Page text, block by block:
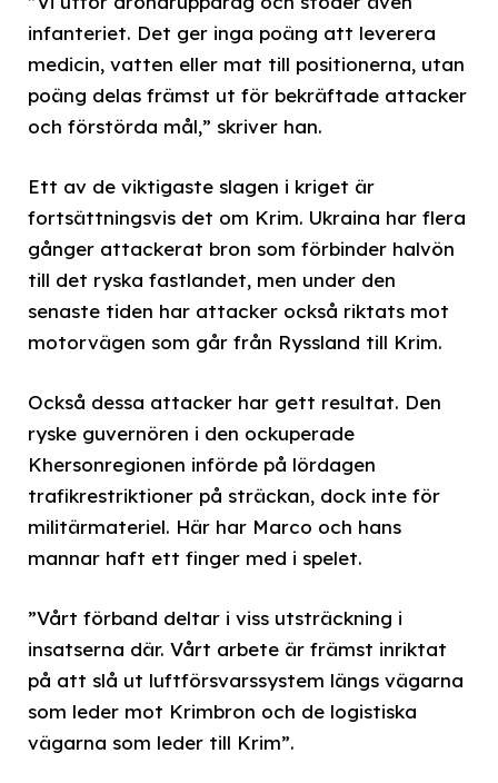
infanteriet. Det ger inga poäng att leverera
medicin, vatten eller mat till positionerna, utan
poäng delas främst ut för bekräftade attacker
och förstörda mål,” skriver han.
Ett av de viktigaste slagen i kriget är
fortsättningsvis det om Krim. Ukraina har flera
gånger attackerat bron som förbinder halvön
till det ryska fastlandet, men under den
senaste tiden har attacker också riktats mot
motorvägen som går från Ryssland till Krim.
Också dessa attacker har gett resultat. Den
ryske guvernören i den ockuperade
Khersonregionen införde på lördagen
trafikrestriktioner på sträckan, dock inte för
militärmateriel. Här har Marco och hans
mannar haft ett finger med i spelet.
”Vårt förband deltar i viss utsträckning i
insatserna där. Vårt arbete är främst inriktat
på att slå ut luftförsvarssystem längs vägarna
som leder mot Krimbron och de logistiska
vägarna som leder till Krim”.